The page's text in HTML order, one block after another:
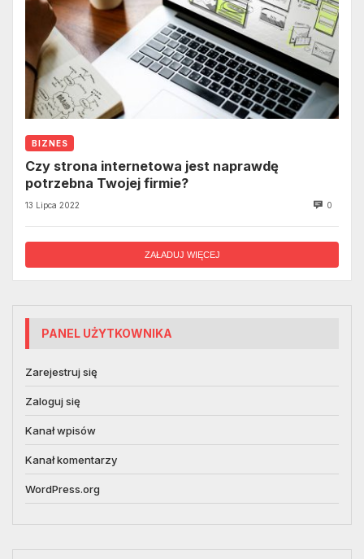
BIZNES
Czy strona internetowa jest naprawdę
potrzebna Twojej firmie?
13 Lipca 2022 0
ZAŁADUJ WIĘCEJ
PANEL UŻYTKOWNIKA
Zarejestruj się
Zaloguj się
Kanał wpisów
Kanał komentarzy
WordPress.org